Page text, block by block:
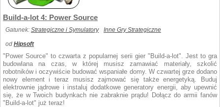
Build-a-lot 4: Power Source
Gatunek: Strategiczne i Symulatory Inne Gry Strategiczne
od Hipsoft
"Power Source" to czwarta z popularnej serii gier "Build-a-lot". Jest to gra
budowlana na czas, w której musisz zamawiać materiały, szkolić
robotników i oczywiście budować wspaniałe domy. W czwartej grze dodano
nowy element i teraz musisz zajmować się także energetyką. Buduj
elektrownie jądrowe i instaluj dodatkowe generatory energii, aby upewnić
się, że w Twoich budynkach nie zabraknie prądu! Dołącz do armii fanów
"Build-a-lot" już teraz!